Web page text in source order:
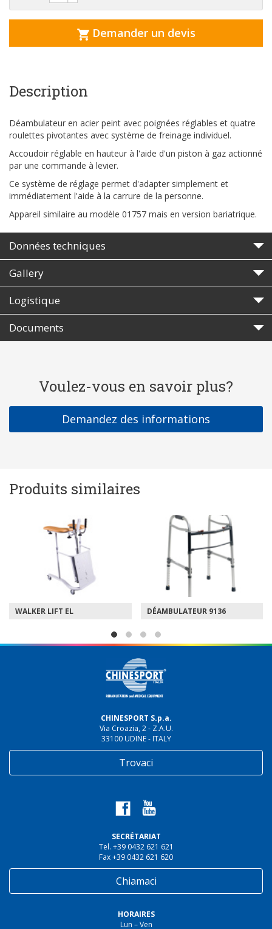
Demander un devis
Description
Déambulateur en acier peint avec poignées réglables et quatre
roulettes pivotantes avec système de freinage individuel.
Accoudoir réglable en hauteur à l'aide d'un piston à gaz actionné
par une commande à levier.
Ce système de réglage permet d'adapter simplement et
immédiatement l'aide à la carrure de la personne.
Appareil similaire au modèle 01757 mais en version bariatrique.
Données techniques
Gallery
Logistique
Documents
Voulez-vous en savoir plus?
Demandez des informations
Produits similaires
WALKER LIFT EL DÉAMBULATEUR 9136
CHINESPORT S.p.a.
Via Croazia, 2 - Z.A.U.
33100 UDINE - ITALY
Trovaci
SECRÉTARIAT
Tel. +39 0432 621 621
Fax +39 0432 621 620
Chiamaci
HORAIRES
Lun – Ven